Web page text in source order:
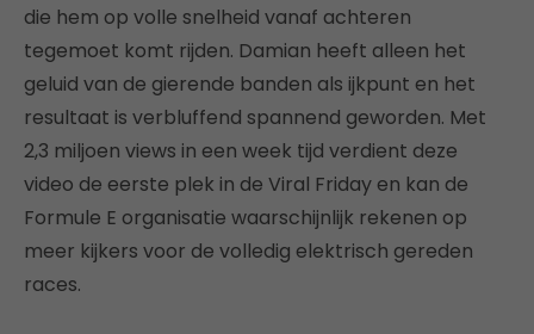
die hem op volle snelheid vanaf achteren
tegemoet komt rijden. Damian heeft alleen het
geluid van de gierende banden als ijkpunt en het
resultaat is verbluffend spannend geworden. Met
2,3 miljoen views in een week tijd verdient deze
video de eerste plek in de Viral Friday en kan de
Formule E organisatie waarschijnlijk rekenen op
meer kijkers voor de volledig elektrisch gereden
races.